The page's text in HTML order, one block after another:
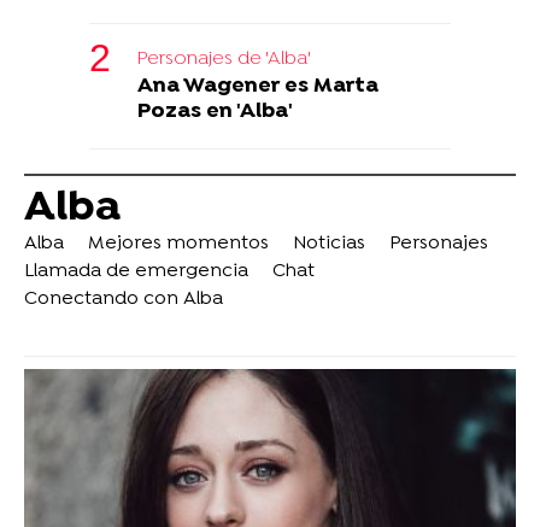
Personajes de 'Alba'
Ana Wagener es Marta
Pozas en 'Alba'
Alba
Alba Mejores momentos Noticias
Personajes
Llamada de emergencia
Chat
Conectando con Alba